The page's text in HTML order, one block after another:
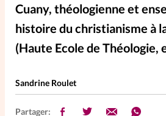
Lifestyle
PersonnElles
RelationnElles
Cuany, théologienne et
histoire du christianisme à
(Haute Ecole de Théologie,
Sandrine Roulet
Partager: